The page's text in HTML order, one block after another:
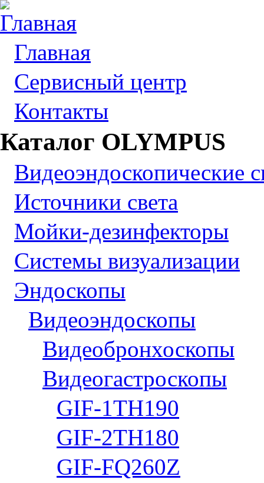
Главная
Сервисный центр
Контакты
Каталог OLYMPUS
Видеоэндоскопические
Источники света
Мойки-дезинфекторы
Системы визуализации
Эндоскопы
Видеоэндоскопы
Видеобронхоскопы
Видеогастроскопы
GIF-1TH190
GIF-2TH180
GIF-FQ260Z